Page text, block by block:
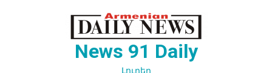
News 91 Daily
Լուրեր